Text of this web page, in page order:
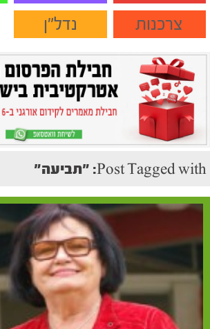
צרכנות
נדל"ן
Post Tagged with: "תביעה"